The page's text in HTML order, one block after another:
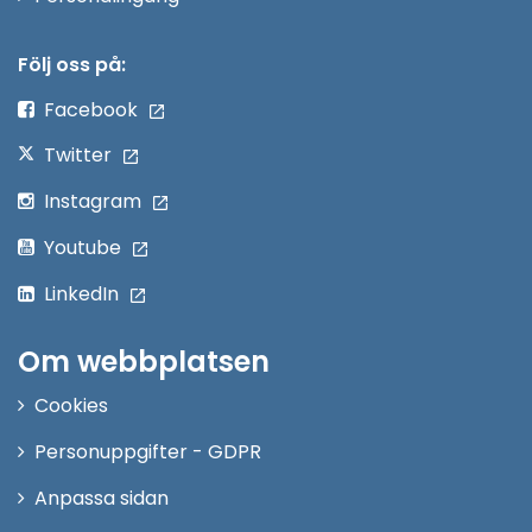
Följ oss på:
Facebook
Twitter
Instagram
Youtube
LinkedIn
Om webbplatsen
Cookies
Personuppgifter - GDPR
Anpassa sidan